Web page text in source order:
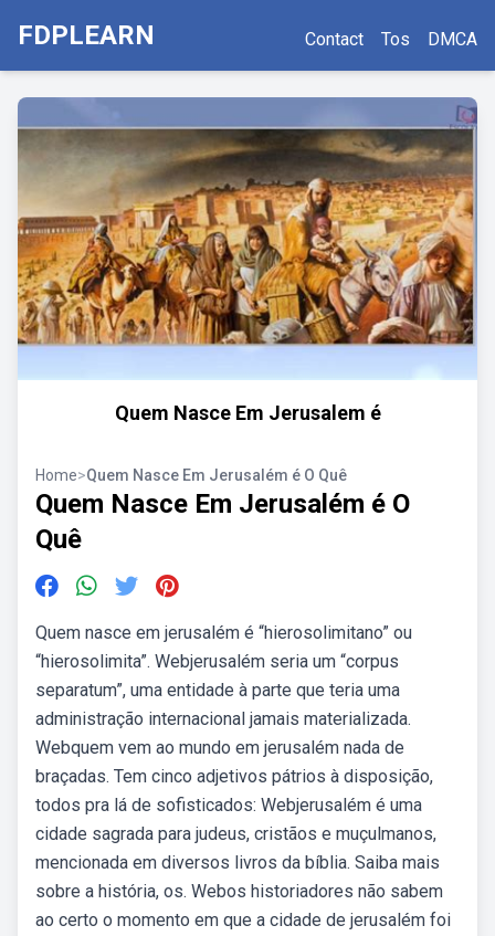
FDPLEARN Contact Tos DMCA
Quem Nasce Em Jerusalem é
Home>Quem Nasce Em Jerusalém é O Quê
Quem Nasce Em Jerusalém é O
Quê
Quem nasce em jerusalém é “hierosolimitano” ou
“hierosolimita”. Webjerusalém seria um “corpus
separatum”, uma entidade à parte que teria uma
administração internacional jamais materializada.
Webquem vem ao mundo em jerusalém nada de
braçadas. Tem cinco adjetivos pátrios à disposição,
todos pra lá de sofisticados: Webjerusalém é uma
cidade sagrada para judeus, cristãos e muçulmanos,
mencionada em diversos livros da bíblia. Saiba mais
sobre a história, os. Webos historiadores não sabem
ao certo o momento em que a cidade de jerusalém foi